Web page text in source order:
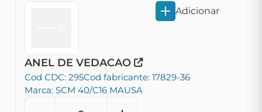
ANEL DE VEDACAO
Cod CDC: 295Cod fabricante: 17829-36
Marca: SCM 40/C16 MAUSA
Adicionar